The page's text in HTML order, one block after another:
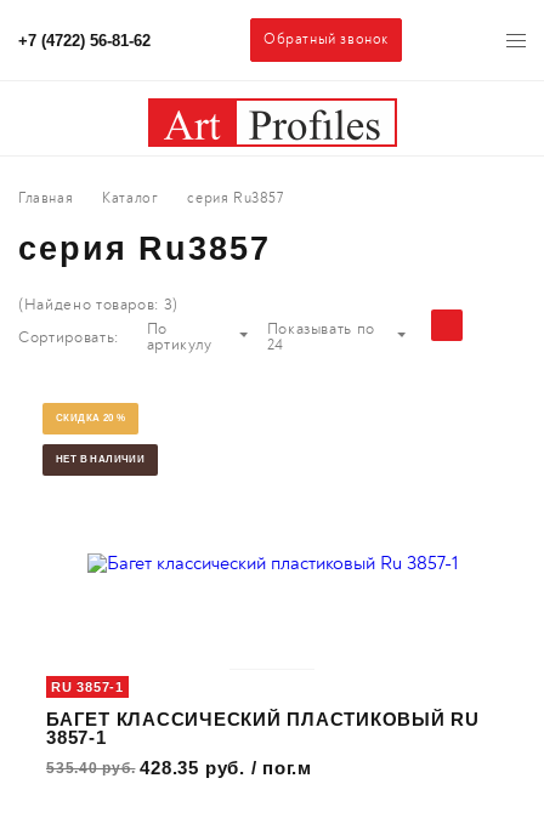
+7 (4722) 56-81-62 Обратный звонок
Главная Каталог серия Ru3857
серия Ru3857
(Найдено товаров: 3)
Сортировать:
По
артикулу
Показывать по
24
СКИДКА 20 %
НЕТ В НАЛИЧИИ
RU 3857-1
БАГЕТ КЛАССИЧЕСКИЙ ПЛАСТИКОВЫЙ RU
3857-1
535.40 руб. 428.35 руб. / пог.м